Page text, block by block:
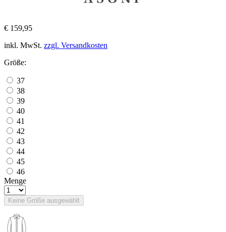
€ 159,95
inkl. MwSt. zzgl. Versandkosten
Größe:
37
38
39
40
41
42
43
44
45
46
Menge
Keine Größe ausgewählt